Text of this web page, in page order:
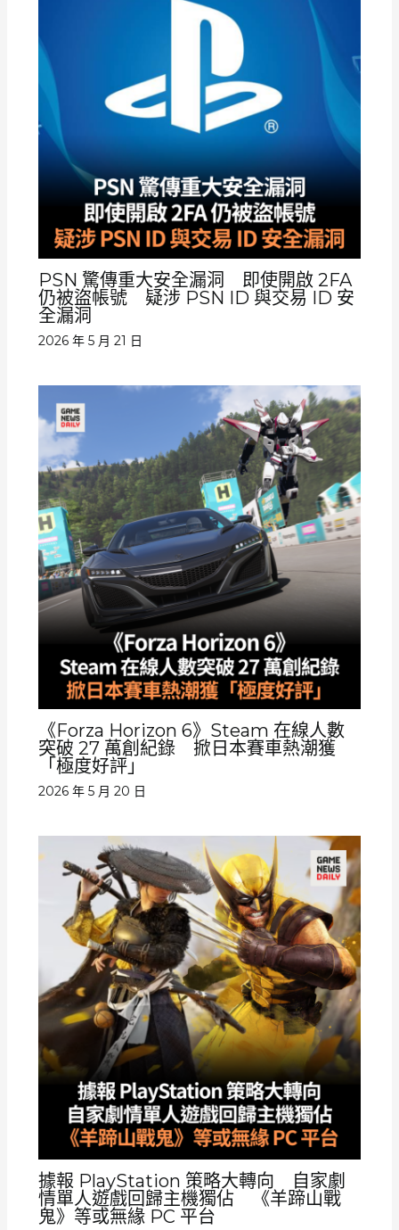
PSN 驚傳重大安全漏洞 即使開啟 2FA
仍被盜帳號 疑涉 PSN ID 與交易 ID 安
全漏洞
2026 年 5 月 21 日
《Forza Horizon 6》Steam 在線人數
突破 27 萬創紀錄 掀日本賽車熱潮獲
「極度好評」
2026 年 5 月 20 日
據報 PlayStation 策略大轉向 自家劇
情單人遊戲回歸主機獨佔 《羊蹄山戰
鬼》等或無緣 PC 平台